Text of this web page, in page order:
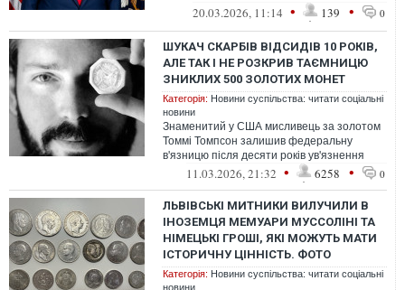
проголосувала за затвердження 24-...
20.03.2026, 11:14 • 139 • 0
ШУКАЧ СКАРБІВ ВІДСИДІВ 10 РОКІВ,
АЛЕ ТАК І НЕ РОЗКРИВ ТАЄМНИЦЮ
ЗНИКЛИХ 500 ЗОЛОТИХ МОНЕТ
Категорія: Новини суспільства: читати соціальні
новини
Знаменитий у США мисливець за золотом
Томмі Томпсон залишив федеральну
в'язницю після десяти років ув'язнення
11.03.2026, 21:32 • 6258 • 0
ЛЬВІВСЬКІ МИТНИКИ ВИЛУЧИЛИ В
ІНОЗЕМЦЯ МЕМУАРИ МУССОЛІНІ ТА
НІМЕЦЬКІ ГРОШІ, ЯКІ МОЖУТЬ МАТИ
ІСТОРИЧНУ ЦІННІСТЬ. ФОТО
Категорія: Новини суспільства: читати соціальні
новини